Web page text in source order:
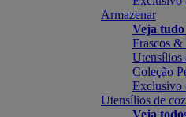
Armazenar
Veja
Frascos &
Utensílios
Coleção
Exclusivo
Utensílios de
Veja